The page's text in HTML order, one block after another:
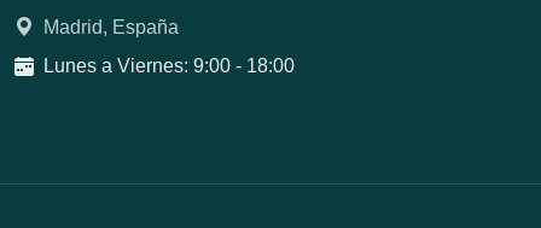
Madrid, España
Lunes a Viernes: 9:00 - 18:00